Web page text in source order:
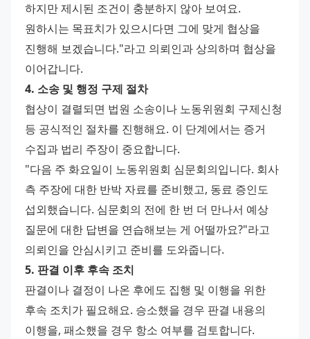
하지만 제시된 조건이 충분하지 않아 보여요.
원하시는 목표치가 있으시다면 그에 맞게 협상을
진행해 보겠습니다."라고 의뢰인과 상의하며 협상을
이어갑니다.
4. 소송 및 행정 구제 절차
협상이 결렬되면 법원 소송이나 노동위원회 구제신청
등 공식적인 절차를 진행해요. 이 단계에서는 증거
수집과 법리 주장이 중요합니다.
"다음 주 화요일이 노동위원회 심문회의입니다. 회사
측 주장에 대한 반박 자료를 준비했고, 동료 증인도
섭외했습니다. 심문회의 전에 한 번 더 만나서 예상
질문에 대한 답변을 연습해보는 게 어떨까요?"라고
의뢰인을 안심시키고 준비를 도와줍니다.
5. 판결 이후 후속 조치
판결이나 결정이 나온 후에도 집행 및 이행을 위한
후속 조치가 필요해요. 승소했을 경우 판결 내용의
이행을, 패소했을 경우 항소 여부를 검토합니다.